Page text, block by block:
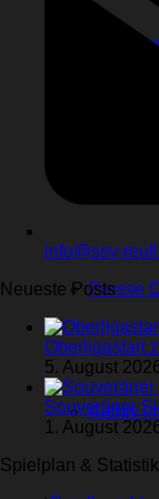
Presse
Archiv |
info@ssv-
Neueste Posts
Oberligastart
5. August
Souveräner
1. August
Spielplan &